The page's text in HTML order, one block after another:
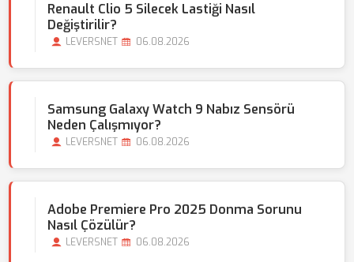
Renault Clio 5 Silecek Lastiği Nasıl
Değiştirilir?
LEVERSNET 06.08.2026
Samsung Galaxy Watch 9 Nabız Sensörü
Neden Çalışmıyor?
LEVERSNET 06.08.2026
Adobe Premiere Pro 2025 Donma Sorunu
Nasıl Çözülür?
LEVERSNET 06.08.2026